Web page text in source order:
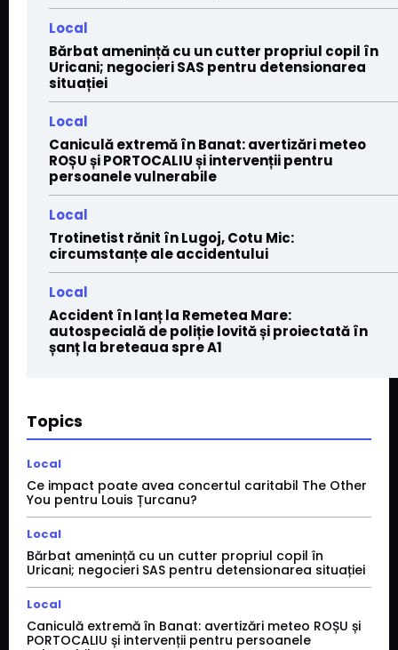
Local
Bărbat amenință cu un cutter propriul copil în
Uricani; negocieri SAS pentru detensionarea
situației
Local
Caniculă extremă în Banat: avertizări meteo
ROȘU și PORTOCALIU și intervenții pentru
persoanele vulnerabile
Local
Trotinetist rănit în Lugoj, Cotu Mic:
circumstanțe ale accidentului
Local
Accident în lanț la Remetea Mare:
autospecială de poliție lovită și proiectată în
șanț la breteaua spre A1
Topics
Local
Ce impact poate avea concertul caritabil The Other
You pentru Louis Țurcanu?
Local
Bărbat amenință cu un cutter propriul copil în
Uricani; negocieri SAS pentru detensionarea situației
Local
Caniculă extremă în Banat: avertizări meteo ROȘU și
PORTOCALIU și intervenții pentru persoanele